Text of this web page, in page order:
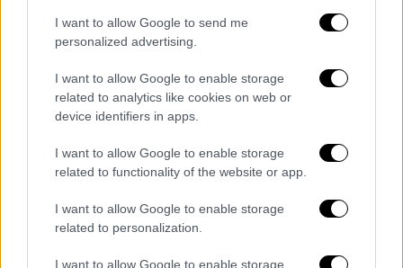
I want to allow Google to send me
personalized advertising.
I want to allow Google to enable storage
related to analytics like cookies on web or
device identifiers in apps.
I want to allow Google to enable storage
related to functionality of the website or app.
I want to allow Google to enable storage
related to personalization.
I want to allow Google to enable storage
Anser
Πληροφορίες Εκδήλωσης:
Τεχνόπολη Δήμου Αθηναίων
(Πειραιώς 100, Γκάζι)